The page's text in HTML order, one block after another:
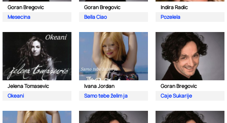
Goran Bregovic
Mesecina
Goran Bregovic
Bella Ciao
Indira Radic
Pozelela
Jelena Tomasevic
Okeani
Ivana Jordan
Samo tebe želim ja
Goran Bregovic
Caje Sukarije